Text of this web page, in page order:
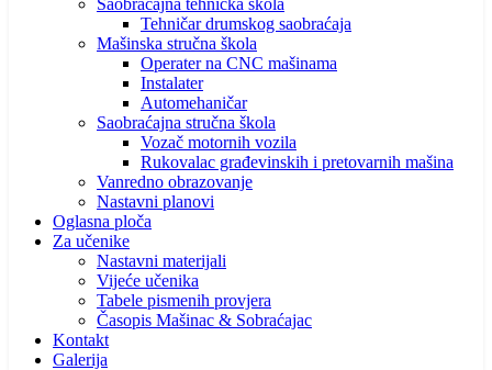
Saobraćajna tehnička škola
Tehničar drumskog saobraćaja
Mašinska stručna škola
Operater na CNC mašinama
Instalater
Automehaničar
Saobraćajna stručna škola
Vozač motornih vozila
Rukovalac građevinskih i pretovarnih mašina
Vanredno obrazovanje
Nastavni planovi
Oglasna ploča
Za učenike
Nastavni materijali
Vijeće učenika
Tabele pismenih provjera
Časopis Mašinac & Sobraćajac
Kontakt
Galerija